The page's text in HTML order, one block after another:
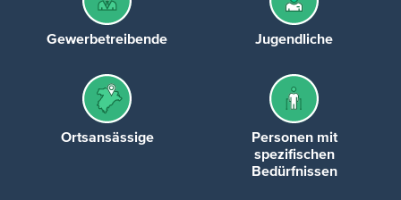
Gewerbetreibende Jugendliche
Ortsansässige
Personen mit
spezifischen
Bedürfnissen